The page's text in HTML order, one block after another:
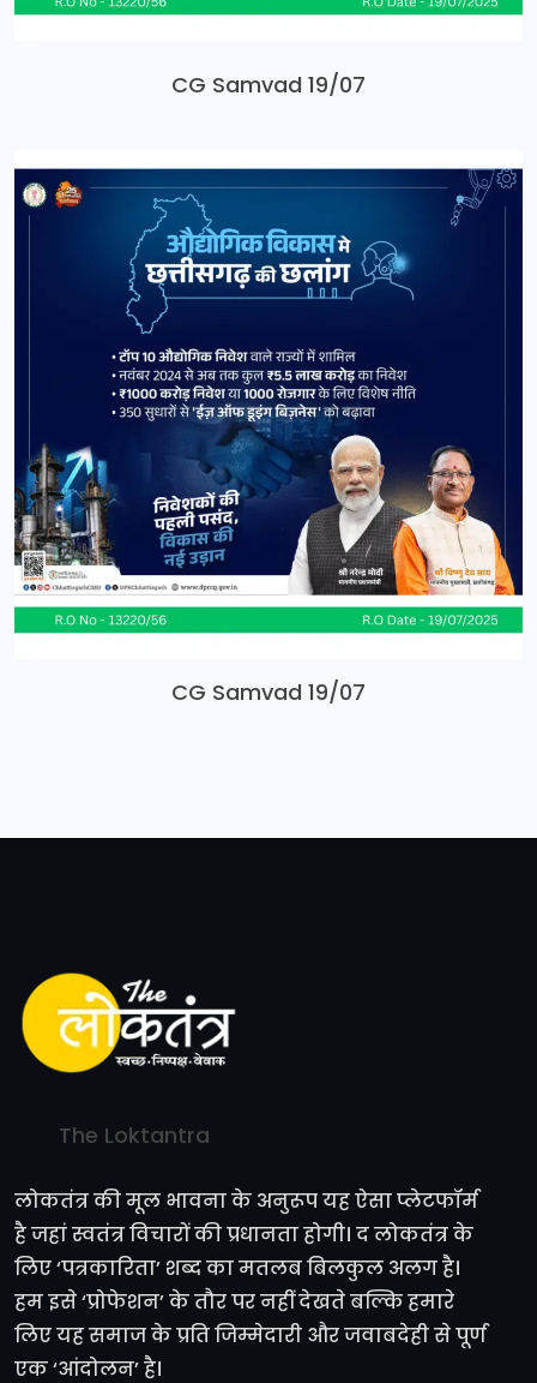
CG Samvad 19/07
CG Samvad 19/07
The Loktantra
लोकतंत्र की मूल भावना के अनुरूप यह ऐसा प्लेटफॉर्म
है जहां स्वतंत्र विचारों की प्रधानता होगी। द लोकतंत्र के
लिए ‘पत्रकारिता’ शब्द का मतलब बिलकुल अलग है।
हम इसे ‘प्रोफेशन’ के तौर पर नहीं देखते बल्कि हमारे
लिए यह समाज के प्रति जिम्मेदारी और जवाबदेही से पूर्ण
एक ‘आंदोलन’ है।